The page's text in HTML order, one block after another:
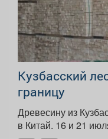
Кузбасский
границу
Древесину из
в Китай. 16 и